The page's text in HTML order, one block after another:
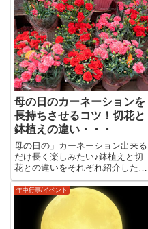
母の日のカーネーションを
長持ちさせるコツ！切花と
鉢植えの違い・・・
母の日の」カーネーション出来る
だけ長く楽しみたい♪鉢植えと切
花との違いをそれぞれ紹介したい
と思います。母の日のカーネーシ
ョンを長く楽しみたい！実は、カ
ーネーションは適切な管理をする
ことで長持ちさせることができま
す。切花か鉢植えかによっても
年中行事/イベント